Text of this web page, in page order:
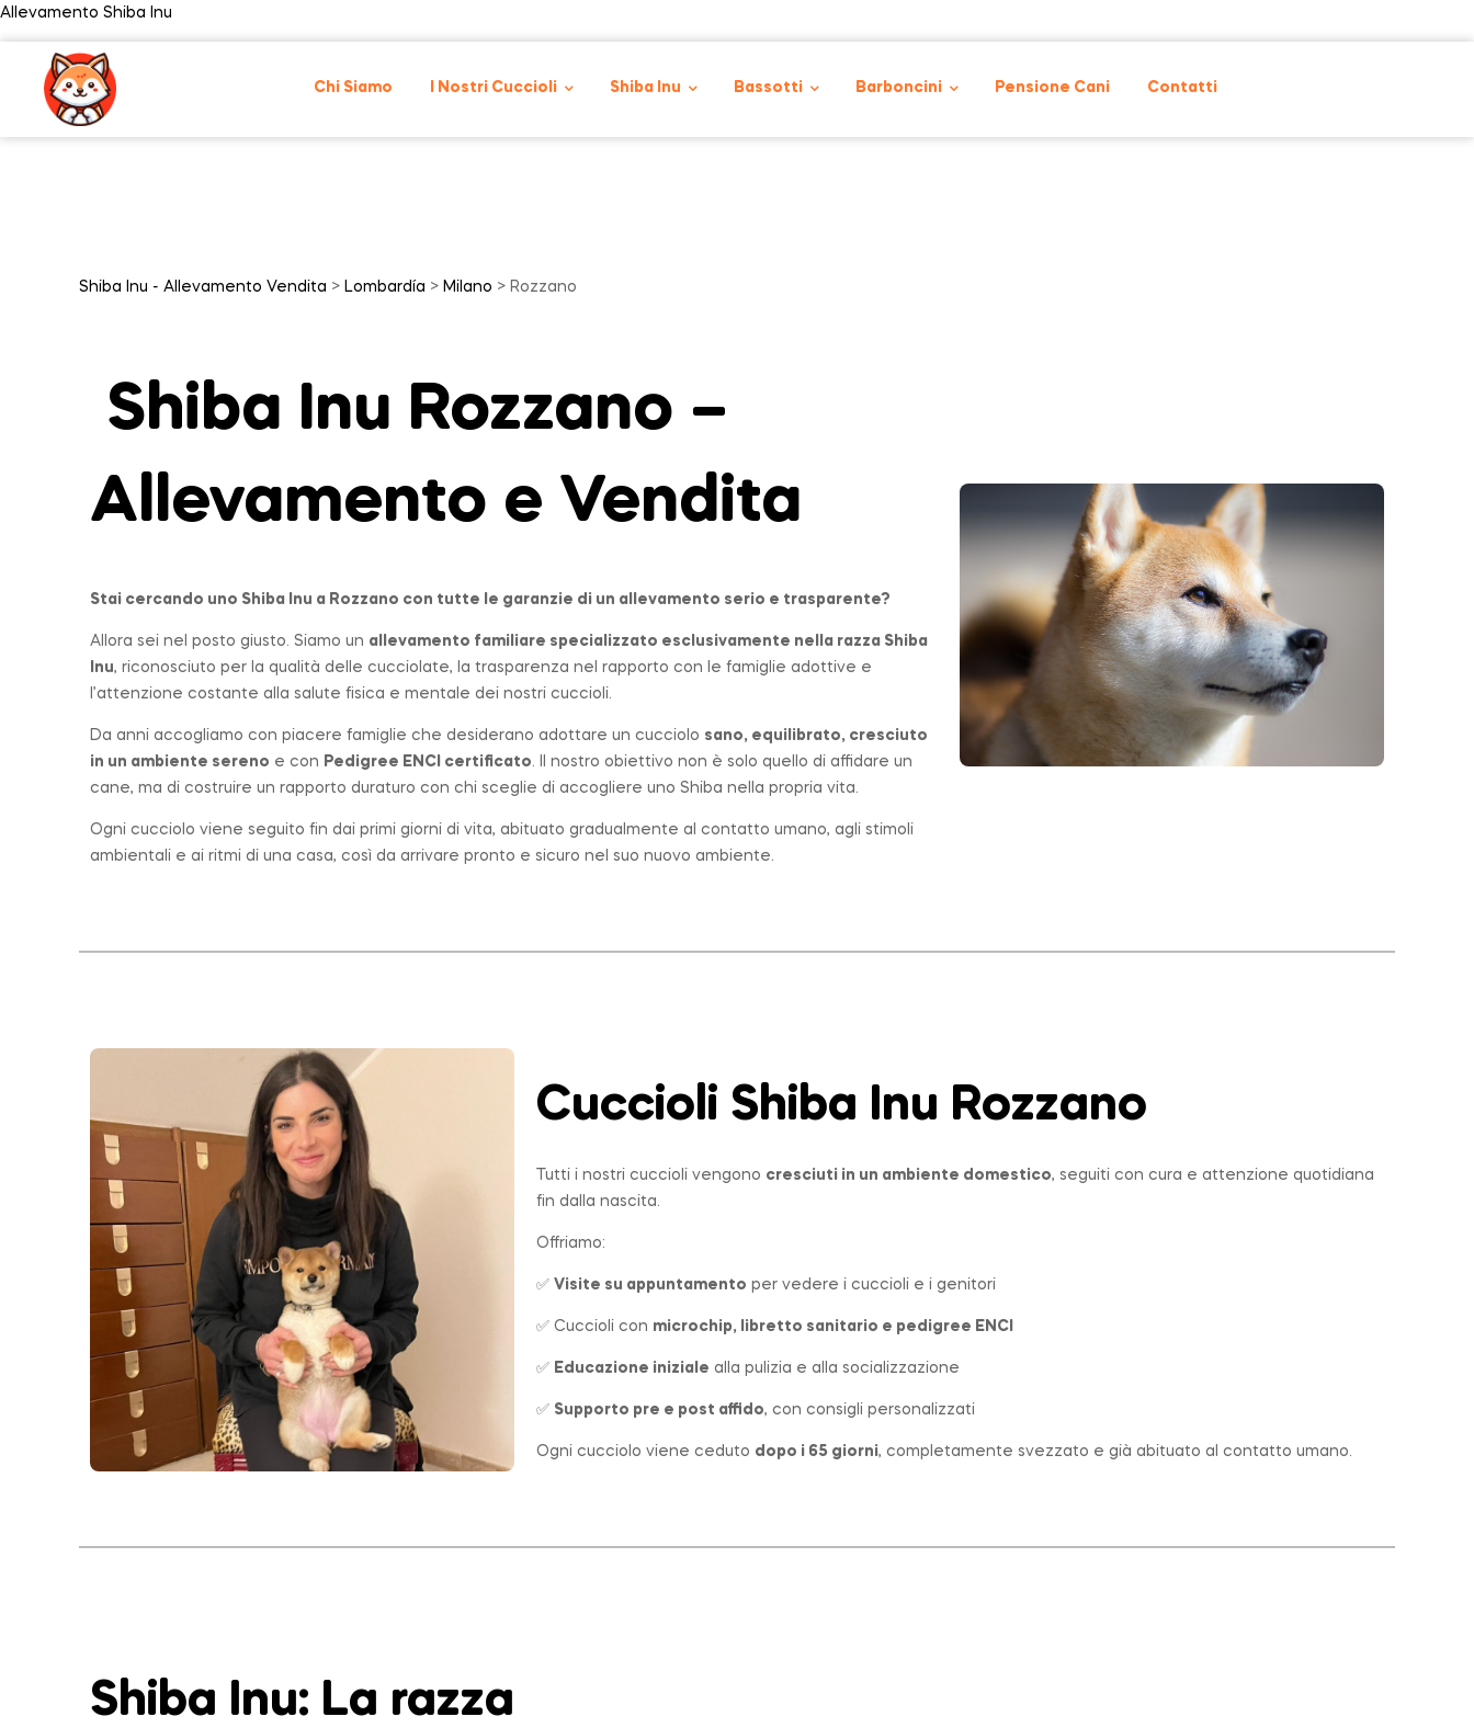
Allevamento Shiba Inu
Chi Siamo I Nostri Cuccioli Shiba Inu Bassotti Barboncini Pensione Cani Contatti
Shiba Inu - Allevamento Vendita > Lombardía > Milano > Rozzano
Shiba Inu Rozzano –
Allevamento e Vendita
Stai cercando uno Shiba Inu a Rozzano con tutte le garanzie di un allevamento serio e trasparente?
Allora sei nel posto giusto. Siamo un allevamento familiare specializzato esclusivamente nella razza Shiba
Inu, riconosciuto per la qualità delle cucciolate, la trasparenza nel rapporto con le famiglie adottive e
l’attenzione costante alla salute fisica e mentale dei nostri cuccioli.
Da anni accogliamo con piacere famiglie che desiderano adottare un cucciolo sano, equilibrato, cresciuto
in un ambiente sereno e con Pedigree ENCI certificato . Il nostro obiettivo non è solo quello di affidare un
cane, ma di costruire un rapporto duraturo con chi sceglie di accogliere uno Shiba nella propria vita.
Ogni cucciolo viene seguito fin dai primi giorni di vita, abituato gradualmente al contatto umano, agli stimoli
ambientali e ai ritmi di una casa, così da arrivare pronto e sicuro nel suo nuovo ambiente.
Cuccioli Shiba Inu Rozzano
Tutti i nostri cuccioli vengono cresciuti in un ambiente domestico, seguiti con cura e attenzione quotidiana
fin dalla nascita.
Offriamo:
✅ Visite su appuntamento per vedere i cuccioli e i genitori
✅ Cuccioli con microchip, libretto sanitario e pedigree ENCI
✅ Educazione iniziale alla pulizia e alla socializzazione
✅ Supporto pre e post affido, con consigli personalizzati
Ogni cucciolo viene ceduto dopo i 65 giorni, completamente svezzato e già abituato al contatto umano.
Shiba Inu: La razza